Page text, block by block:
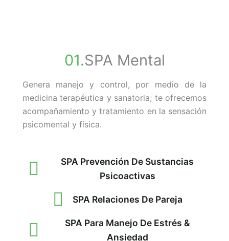
01.SPA Mental
Genera manejo y control, por medio de la
medicina terapéutica y sanatoria; te ofrecemos
acompañamiento y tratamiento en la sensación
psicomental y física.
SPA Prevención De Sustancias
Psicoactivas
SPA Relaciones De Pareja
SPA Para Manejo De Estrés &
Ansiedad